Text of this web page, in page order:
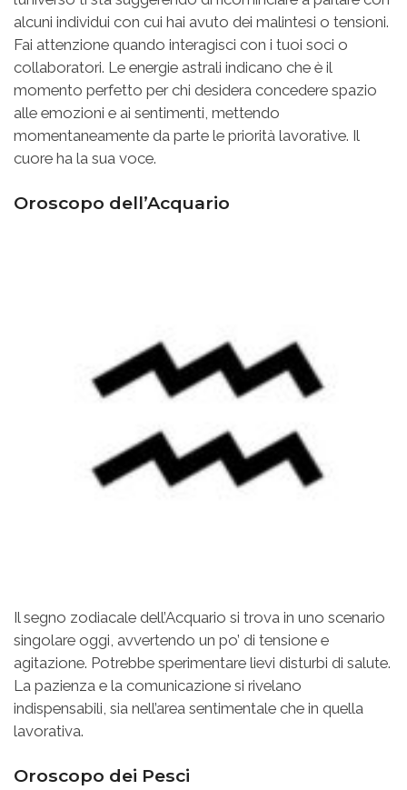
alcuni individui con cui hai avuto dei malintesi o tensioni.
Fai attenzione quando interagisci con i tuoi soci o
collaboratori. Le energie astrali indicano che è il
momento perfetto per chi desidera concedere spazio
alle emozioni e ai sentimenti, mettendo
momentaneamente da parte le priorità lavorative. Il
cuore ha la sua voce.
Oroscopo dell’Acquario
Il segno zodiacale dell’Acquario si trova in uno scenario
singolare oggi, avvertendo un po’ di tensione e
agitazione. Potrebbe sperimentare lievi disturbi di salute.
La pazienza e la comunicazione si rivelano
indispensabili, sia nell’area sentimentale che in quella
lavorativa.
Oroscopo dei Pesci